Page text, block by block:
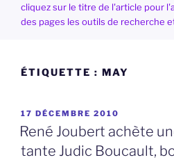
cliquez sur le titre de l'article pour
des pages les outils de recherche
ÉTIQUETTE : MAY
PUBLIÉ
LE
17 DÉCEMBRE 2010
René Joubert achète
tante Judic Boucault,